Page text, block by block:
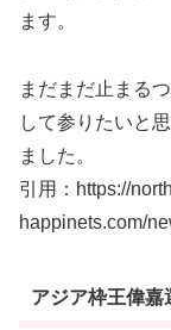
ます。
まだまだ止まる
して参りたいと
ました。
引用：https://
happinets.com/
アジア枠王偉嘉